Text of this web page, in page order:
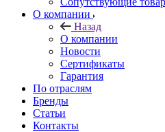
О компании
Назад
О компании
Новости
Сертификаты
Гарантия
По отраслям
Бренды
Статьи
Контакты